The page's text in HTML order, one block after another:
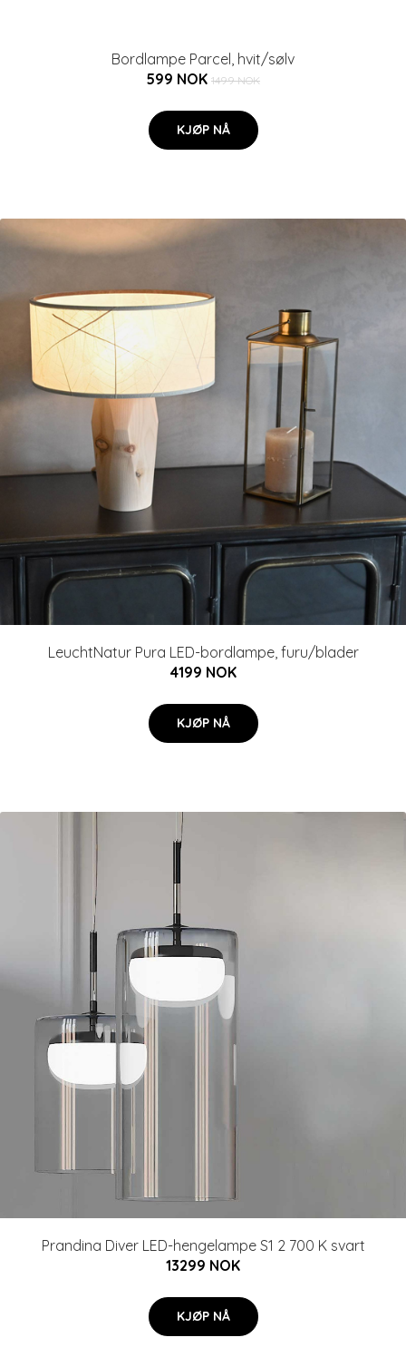
Bordlampe Parcel, hvit/sølv
599 NOK 1499 NOK
KJØP NÅ
LeuchtNatur Pura LED-bordlampe, furu/blader
4199 NOK
KJØP NÅ
Prandina Diver LED-hengelampe S1 2 700 K svart
13299 NOK
KJØP NÅ